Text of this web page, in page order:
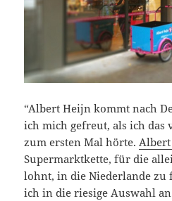
“Albert Heijn kommt nach
ich mich gefreut, als ich das
zum ersten Mal hörte.
Supermarktkette, für die
lohnt, in die Niederlande zu
ich in die riesige Auswahl